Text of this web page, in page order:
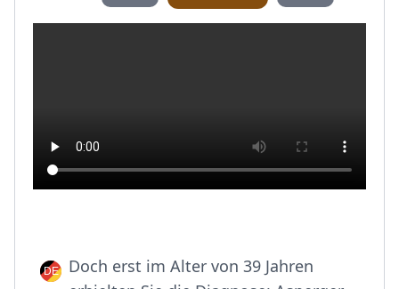
Doch erst im Alter von 39 Jahren